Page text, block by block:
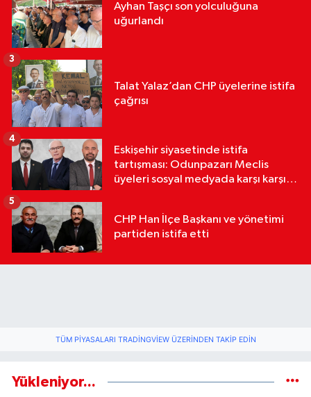
Ayhan Taşçı son yolculuğuna
uğurlandı
Talat Yalaz’dan CHP üyelerine istifa
çağrısı
3
Eskişehir siyasetinde istifa
tartışması: Odunpazarı Meclis
üyeleri sosyal medyada karşı karşıya
4
CHP Han İlçe Başkanı ve yönetimi
partiden istifa etti
5
TÜM PIYASALARI TRADINGVIEW ÜZERINDEN TAKIP EDIN
Yükleniyor...